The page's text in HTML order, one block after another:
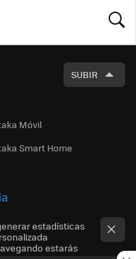
SUBIR
Móvil
Smart Home
estadísticas
estarás